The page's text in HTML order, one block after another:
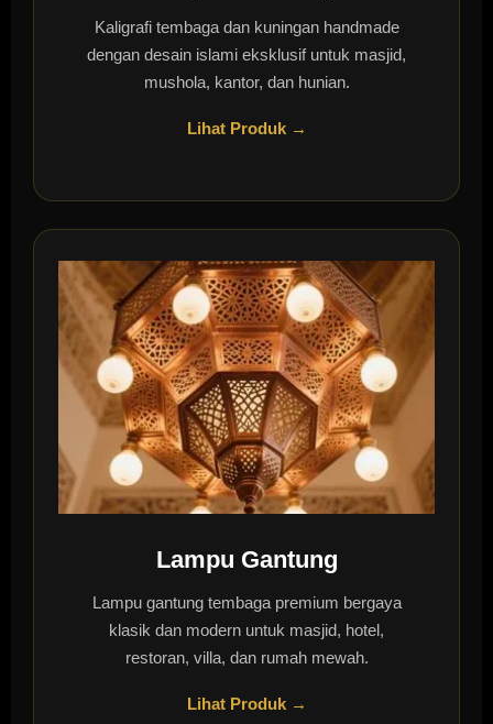
Kaligrafi tembaga dan kuningan handmade
dengan desain islami eksklusif untuk masjid,
mushola, kantor, dan hunian.
Lihat Produk →
Lampu Gantung
Lampu gantung tembaga premium bergaya
klasik dan modern untuk masjid, hotel,
restoran, villa, dan rumah mewah.
Lihat Produk →